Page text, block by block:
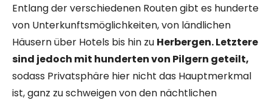
Entlang der verschiedenen Routen gibt es hunderte
von Unterkunftsmöglichkeiten, von ländlichen
Häusern über Hotels bis hin zu Herbergen. Letztere
sind jedoch mit hunderten von Pilgern geteilt,
sodass Privatsphäre hier nicht das Hauptmerkmal
ist, ganz zu schweigen von den nächtlichen